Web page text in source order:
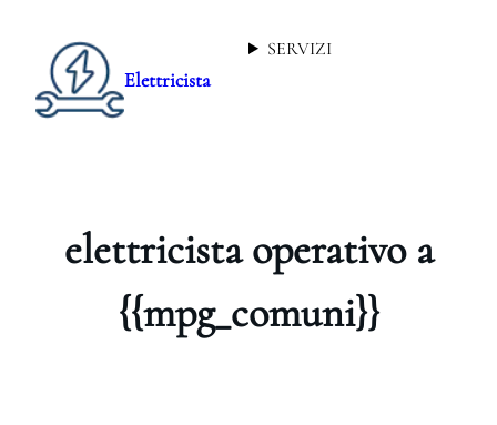
Elettricista
SERVIZI
elettricista operativo a
{{mpg_comuni}}